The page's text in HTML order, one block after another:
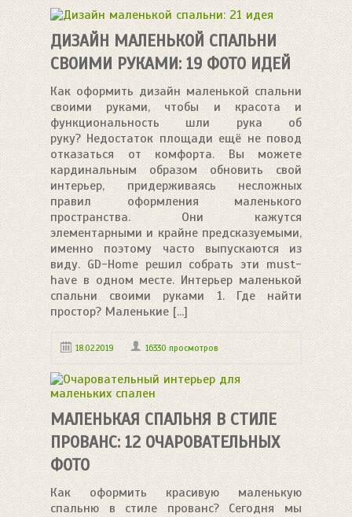
ДИЗАЙН МАЛЕНЬКОЙ СПАЛЬНИ
СВОИМИ РУКАМИ: 19 ФОТО ИДЕЙ
Как оформить дизайн маленькой спальни
своими руками, чтобы и красота и
функциональность шли рука об
руку? Недостаток площади ещё не повод
отказаться от комфорта. Вы можете
кардинальным образом обновить свой
интерьер, придерживаясь несложных
правил оформления маленького
пространства. Они кажутся
элементарными и крайне предсказуемыми,
именно поэтому часто выпускаются из
виду. GD-Home решил собрать эти must-
have в одном месте. Интерьер маленькой
спальни своими руками 1. Где найти
простор? Маленькие [...]
18.02.2019 16330 просмотров
МАЛЕНЬКАЯ СПАЛЬНЯ В СТИЛЕ
ПРОВАНС: 12 ОЧАРОВАТЕЛЬНЫХ
ФОТО
Как оформить красивую маленькую
спальню в стиле прованс? Сегодня мы